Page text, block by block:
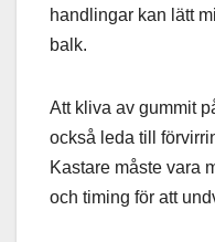
handlingar kan lätt
balk.
Att kliva av gummit
också leda till
Kastare måste vara
och timing för att